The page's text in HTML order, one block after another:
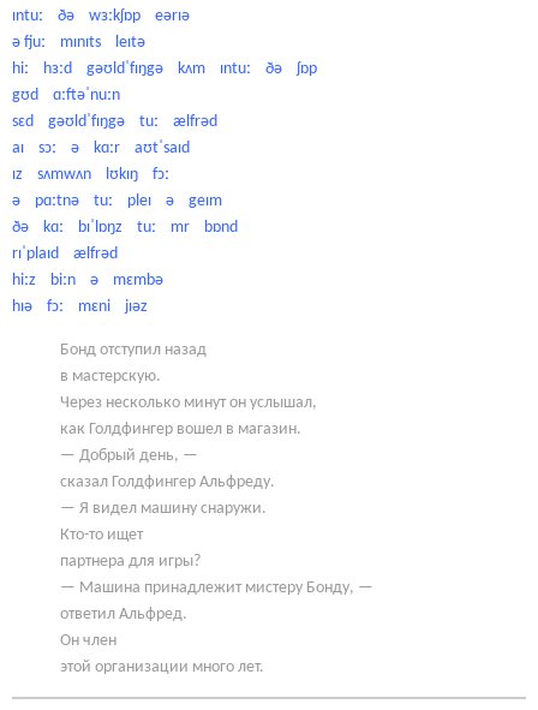
ɪntuː ðə wɜːkʃɒp eərɪə
ə fjuː mɪnɪts leɪtə
hiː hɜːd gəʊldˈfɪŋgə kʌm ɪntuː ðə ʃɒp
gʊd ɑːftəˈnuːn
sɛd gəʊldˈfɪŋgə tuː ælfrəd
aɪ sɔː ə kɑːr aʊtˈsaɪd
ɪz sʌmwʌn lʊkɪŋ fɔː
ə pɑːtnə tuː pleɪ ə geɪm
ðə kɑː bɪˈlɒŋz tuː mr bɒnd
rɪˈplaɪd ælfrəd
hiːz biːn ə mɛmbə
hɪə fɔː mɛni jɪəz
Бонд отступил назад
в мастерскую.
Через несколько минут он услышал,
как Голдфингер вошел в магазин.
— Добрый день, —
сказал Голдфингер Альфреду.
— Я видел машину снаружи.
Кто-то ищет
партнера для игры?
— Машина принадлежит мистеру Бонду, —
ответил Альфред.
Он член
этой организации много лет.